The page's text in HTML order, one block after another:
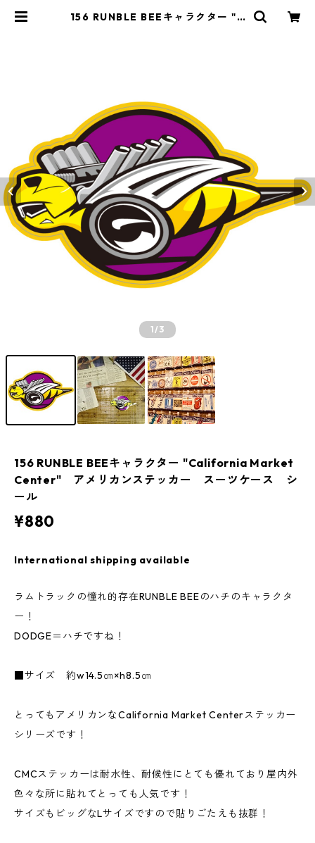
156 RUNBLE BEEキャラクター "C
1/3
156 RUNBLE BEEキャラクター "California Market
Center" アメリカンステッカー スーツケース シ
ール
¥880
International shipping available
ラムトラックの憧れ的存在RUNBLE BEEのハチのキャラクタ
ー！
DODGE＝ハチですね！
■サイズ 約w14.5㎝×h8.5㎝
とってもアメリカンなCalifornia Market Centerステッカー
シリーズです！
CMCステッカーは耐水性、耐候性にとても優れており屋内外
色々な所に貼れてとっても人気です！
サイズもビッグなLサイズですので貼りごたえも抜群！